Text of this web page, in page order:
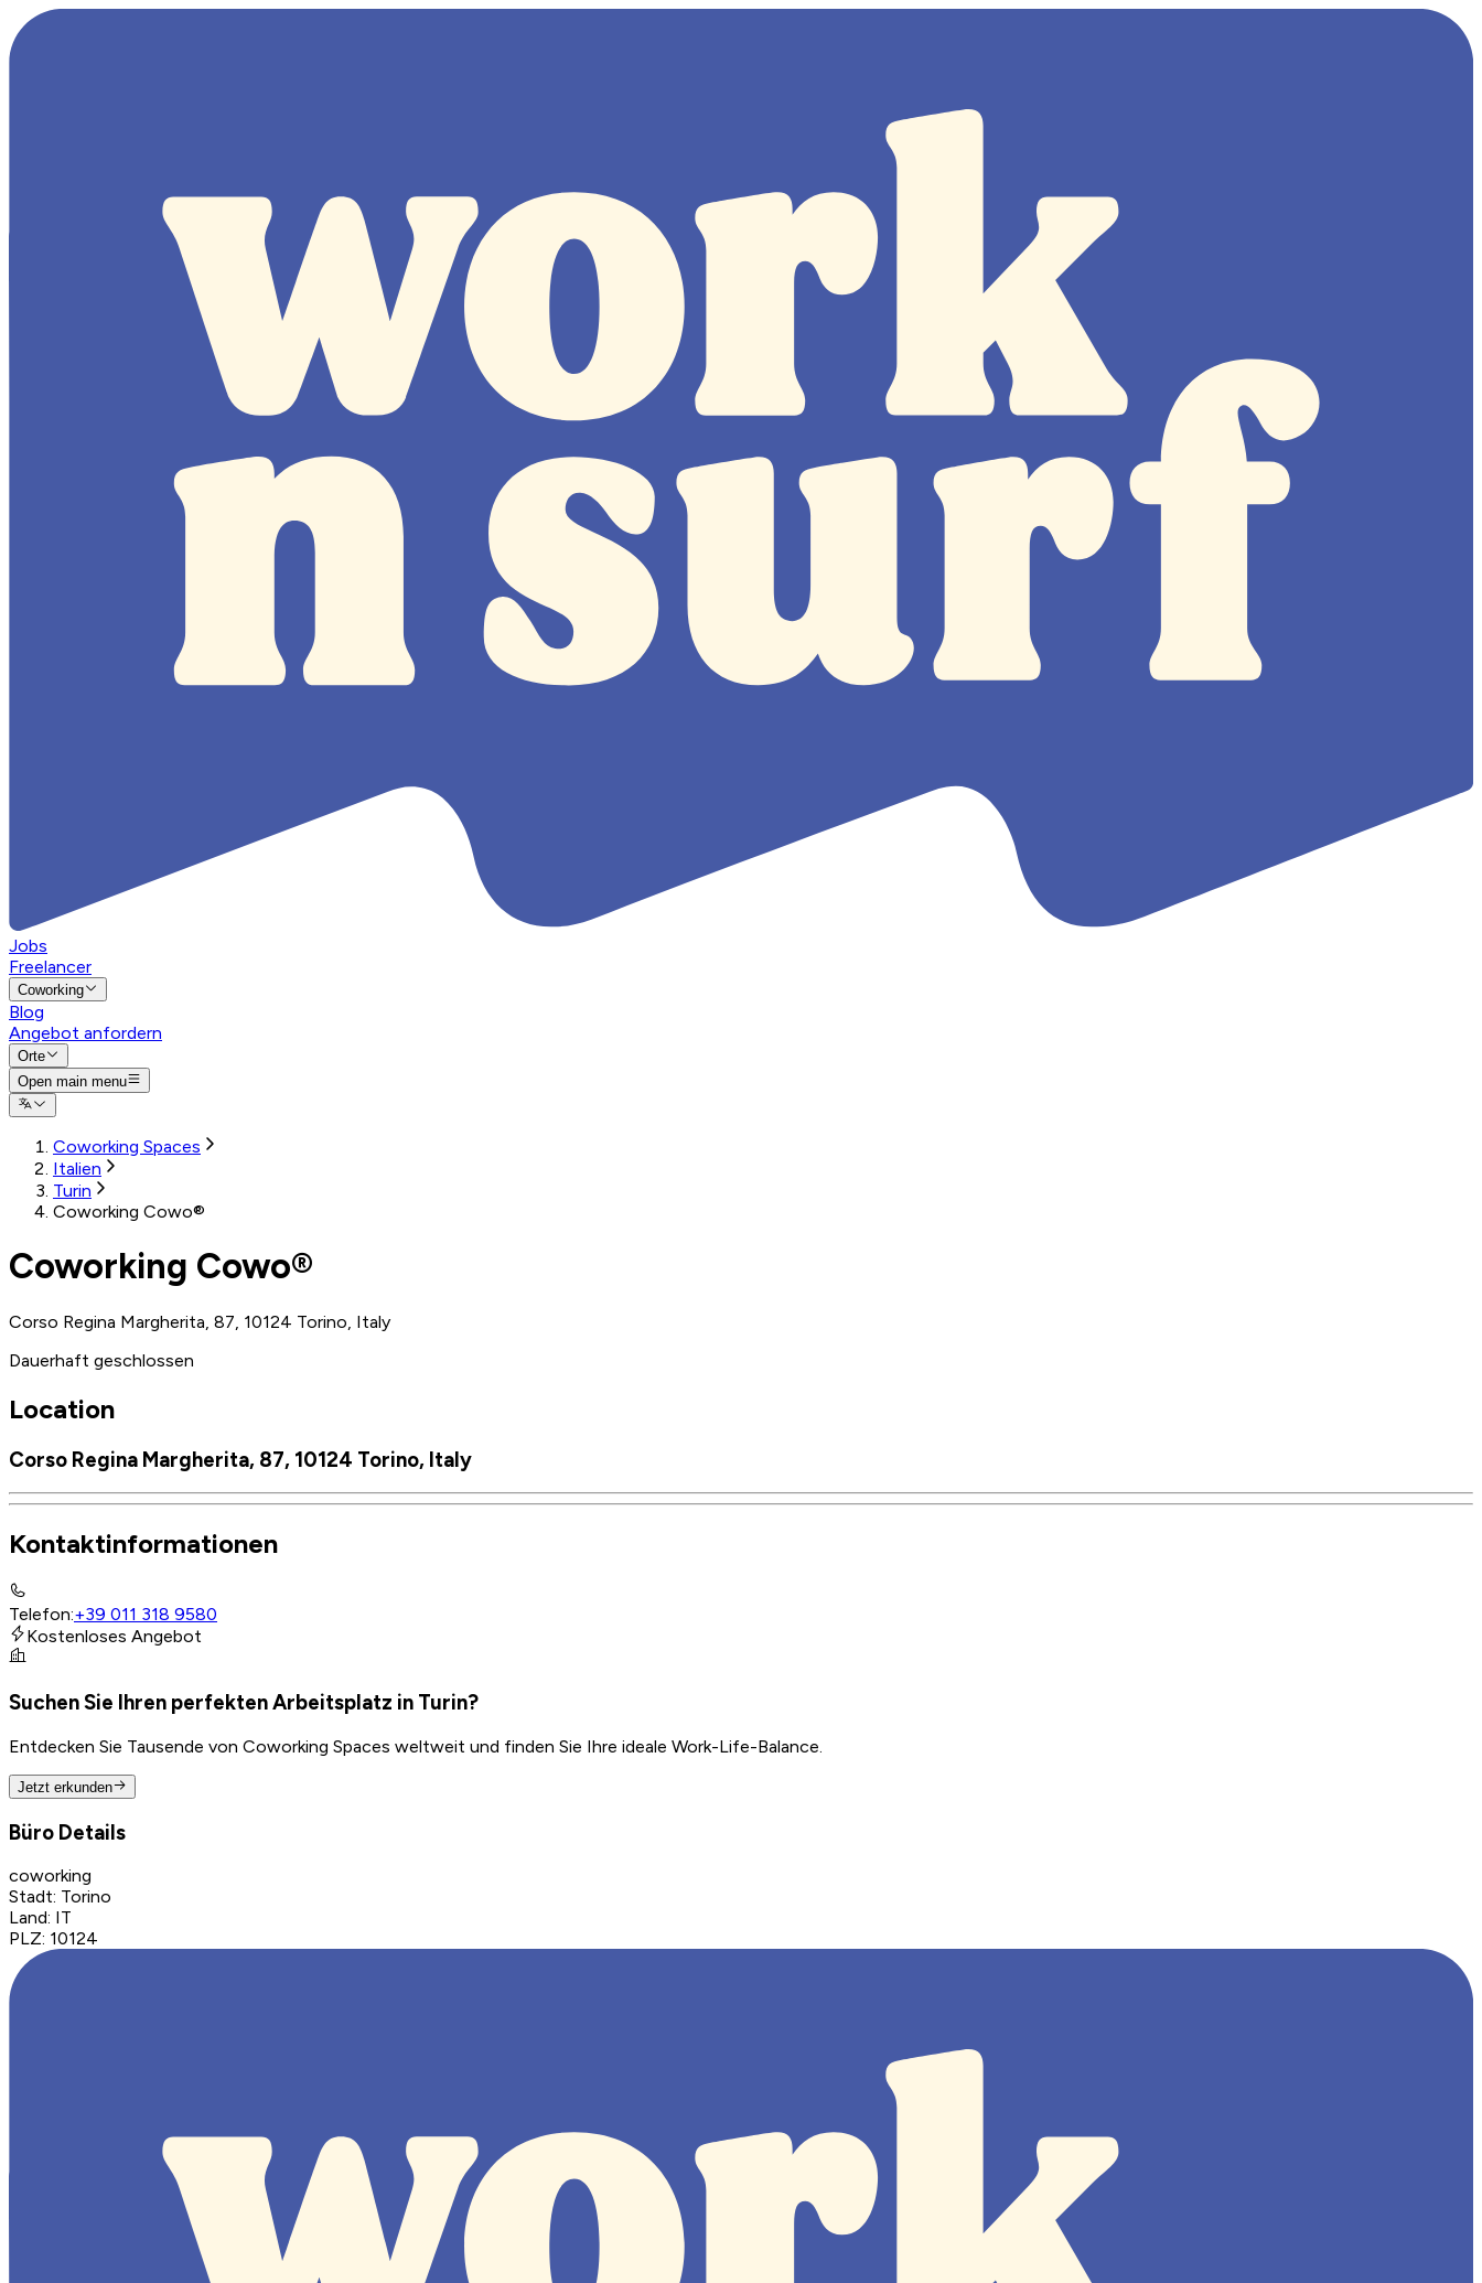
Jobs
Freelancer
Coworking
Blog
Angebot anfordern
Orte
Open main menu
Coworking Spaces
Italien
Turin
Coworking Cowo®
Coworking Cowo®
Corso Regina Margherita, 87, 10124 Torino, Italy
Dauerhaft geschlossen
Location
Corso Regina Margherita, 87, 10124 Torino, Italy
Kontaktinformationen
Telefon:+39 011 318 9580
Kostenloses Angebot
Suchen Sie Ihren perfekten Arbeitsplatz in Turin?
Entdecken Sie Tausende von Coworking Spaces weltweit und finden Sie Ihre ideale Work-Life-Balance.
Jetzt erkunden
Büro Details
coworking
Stadt: Torino
Land: IT
PLZ: 10124